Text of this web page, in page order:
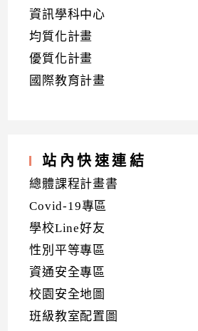
資訊學科中心
均質化計畫
優質化計畫
國際教育計畫
站內快速連結
總體課程計畫書
Covid-19專區
學校Line好友
性別平等專區
資通安全專區
校園安全地圖
班級教室配置圖